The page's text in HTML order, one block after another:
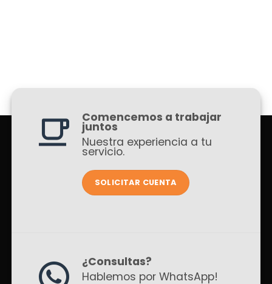
Comencemos a trabajar
juntos
Nuestra experiencia a tu
servicio.
SOLICITAR CUENTA
¿Consultas?
Hablemos por WhatsApp!